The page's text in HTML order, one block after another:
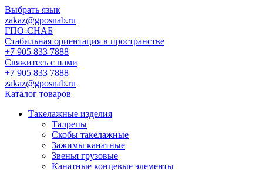
Выбрать язык
zakaz@gposnab.ru
ГПО-СНАБ
Стабильная ориентация в пространстве
+7 905 833 7888
Свяжитесь с нами
+7 905 833 7888
zakaz@gposnab.ru
Каталог товаров
Такелажные изделия
Талрепы
Скобы такелажные
Зажимы канатные
Звенья грузовые
Канатные концевые элементы